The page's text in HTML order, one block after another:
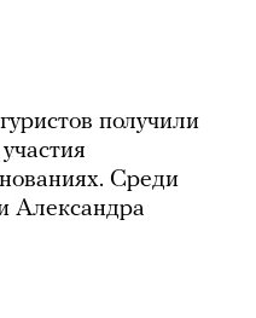
получили
Среди
Александра